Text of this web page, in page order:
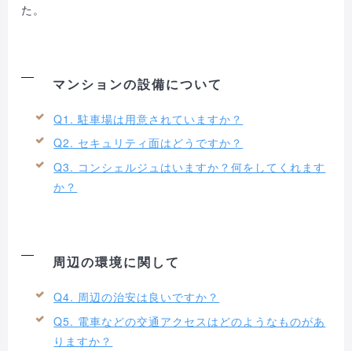
た。
マンションの設備について
Q1. 駐車場は用意されていますか？
Q2. セキュリティ面はどうですか？
Q3. コンシェルジュはいますか？何をしてくれます
か？
周辺の環境に関して
Q4. 周辺の治安は良いですか？
Q5. 電車などの交通アクセスはどのようなものがあ
りますか？